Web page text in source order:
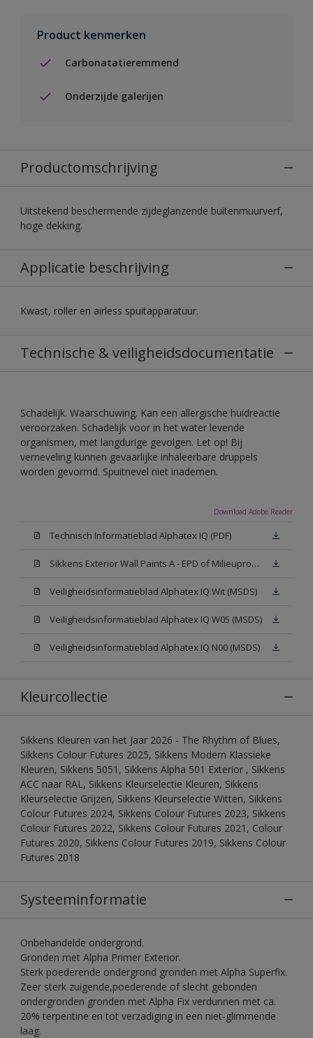
Product kenmerken
Carbonatatieremmend
Onderzijde galerijen
Productomschrijving
Uitstekend beschermende zijdeglanzende buitenmuurverf,
hoge dekking.
Applicatie beschrijving
Kwast, roller en airless spuitapparatuur.
Technische & veiligheidsdocumentatie
Schadelijk. Waarschuwing. Kan een allergische huidreactie
veroorzaken. Schadelijk voor in het water levende
organismen, met langdurige gevolgen. Let op! Bij
verneveling kunnen gevaarlijke inhaleerbare druppels
worden gevormd. Spuitnevel niet inademen.
Download Adobe Reader
Technisch Informatieblad Alphatex IQ (PDF)
Sikkens Exterior Wall Paints A - EPD of Milieuproductverklaring
Veiligheidsinformatieblad Alphatex IQ Wit (MSDS)
Veiligheidsinformatieblad Alphatex IQ W05 (MSDS)
Veiligheidsinformatieblad Alphatex IQ N00 (MSDS)
Kleurcollectie
Sikkens Kleuren van het Jaar 2026 - The Rhythm of Blues,
Sikkens Colour Futures 2025, Sikkens Modern Klassieke
Kleuren, Sikkens 5051, Sikkens Alpha 501 Exterior , Sikkens
ACC naar RAL, Sikkens Kleurselectie Kleuren, Sikkens
Kleurselectie Grijzen, Sikkens Kleurselectie Witten, Sikkens
Colour Futures 2024, Sikkens Colour Futures 2023, Sikkens
Colour Futures 2022, Sikkens Colour Futures 2021, Colour
Futures 2020, Sikkens Colour Futures 2019, Sikkens Colour
Futures 2018
Systeeminformatie
Onbehandelde ondergrond.
Gronden met Alpha Primer Exterior.
Sterk poederende ondergrond gronden met Alpha Superfix.
Zeer sterk zuigende,poederende of slecht gebonden
ondergronden gronden met Alpha Fix verdunnen met ca.
20% terpentine en tot verzadiging in een niet-glimmende
laag.